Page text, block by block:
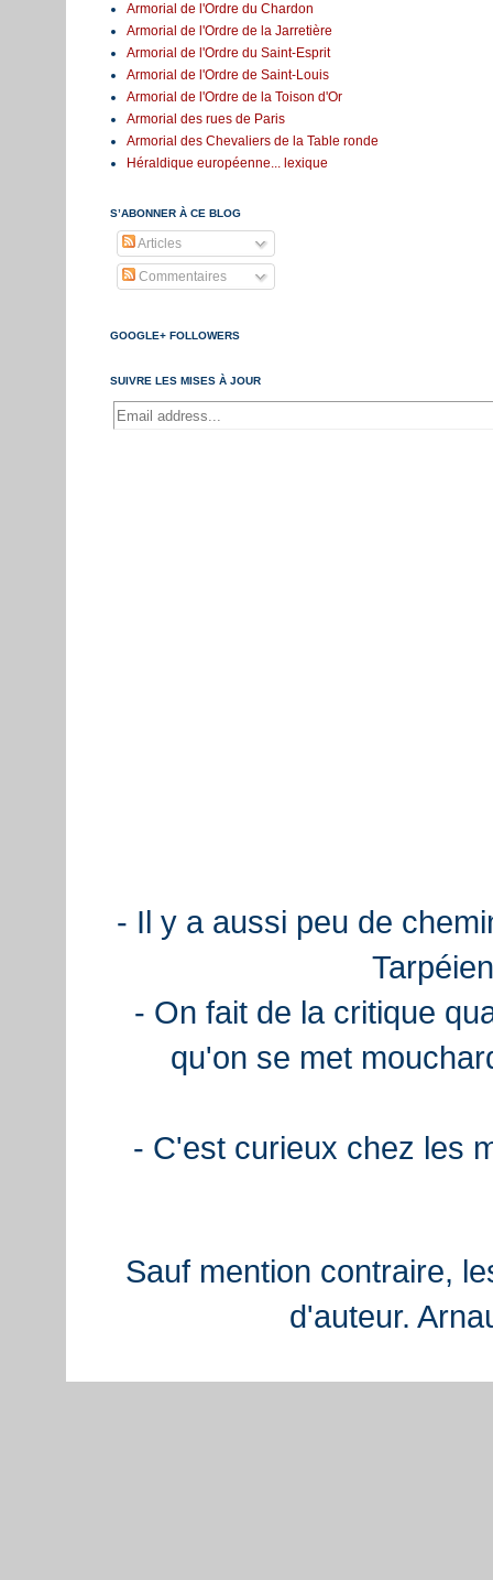
Armorial de l'Ordre du Chardon
Armorial de l'Ordre de la Jarretière
Armorial de l'Ordre du Saint-Esprit
Armorial de l'Ordre de Saint-Louis
Armorial de l'Ordre de la Toison d'Or
Armorial des rues de Paris
Armorial des Chevaliers de la Table ronde
Héraldique européenne... lexique
S’ABONNER À CE BLOG
Articles
Commentaires
GOOGLE+ FOLLOWERS
SUIVRE LES MISES À JOUR
- Il y a aussi peu de
- On fait de la critique
qu'on se met
- C'est curieux chez les
Sauf mention contraire,
d'auteur.